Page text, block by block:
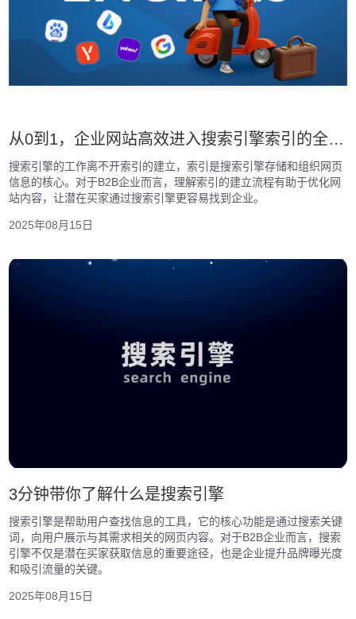
从0到1，企业网站高效进入搜索引擎索引的全流程解析
搜索引擎的工作离不开索引的建立，索引是搜索引擎存储和组织网页
信息的核心。对于B2B企业而言，理解索引的建立流程有助于优化网
站内容，让潜在买家通过搜索引擎更容易找到企业。
2025年08月15日
3分钟带你了解什么是搜索引擎
搜索引擎是帮助用户查找信息的工具，它的核心功能是通过搜索关键
词，向用户展示与其需求相关的网页内容。对于B2B企业而言，搜索
引擎不仅是潜在买家获取信息的重要途径，也是企业提升品牌曝光度
和吸引流量的关键。
2025年08月15日